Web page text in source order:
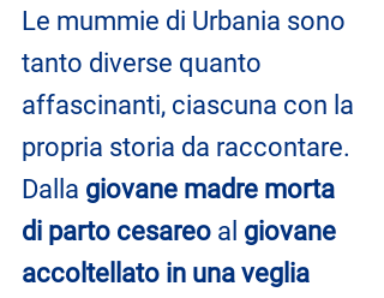
Le mummie di Urbania sono
tanto diverse quanto
affascinanti, ciascuna con la
propria storia da raccontare.
Dalla giovane madre morta
di parto cesareo al giovane
accoltellato in una veglia